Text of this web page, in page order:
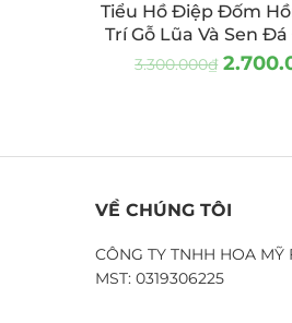
Tiểu Hồ Điệp Đốm
Trí Gỗ Lũa Và Sen
3.300.000₫
VỀ CHÚNG TÔI
CÔNG TY TNHH HOA MỸ
MST: 0319306225